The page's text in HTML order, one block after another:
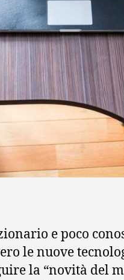
e poco
le nuove
la “novità del